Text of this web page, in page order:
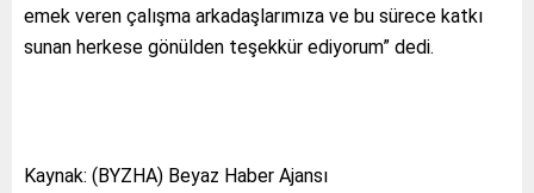
emek veren çalışma arkadaşlarımıza ve bu sürece katkı
sunan herkese gönülden teşekkür ediyorum” dedi.
Kaynak: (BYZHA) Beyaz Haber Ajansı